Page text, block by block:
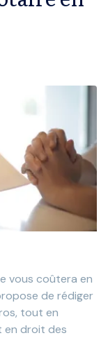
vous coûtera en
de rédiger
tout en
en droit des